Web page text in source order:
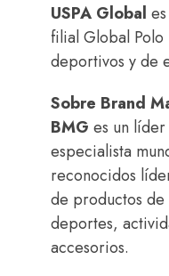
USPA Global
filial Global Polo
deportivos y de
Sobre Brand
BMG es un
especialista
reconocidos
de productos
deportes,
accesorios.